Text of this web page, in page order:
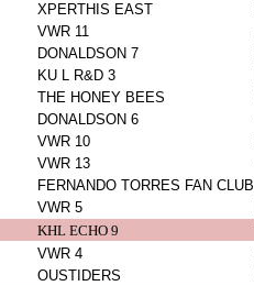
XPERTHIS EAST
VWR 11
DONALDSON 7
KU L R&D 3
THE HONEY BEES
DONALDSON 6
VWR 10
VWR 13
FERNANDO TORRES FAN CLUB
VWR 5
KHL ECHO 9
VWR 4
OUSTIDERS